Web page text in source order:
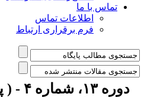
تماس با ما
اطلاعات تماس
فرم برقراری ارتباط
دوره